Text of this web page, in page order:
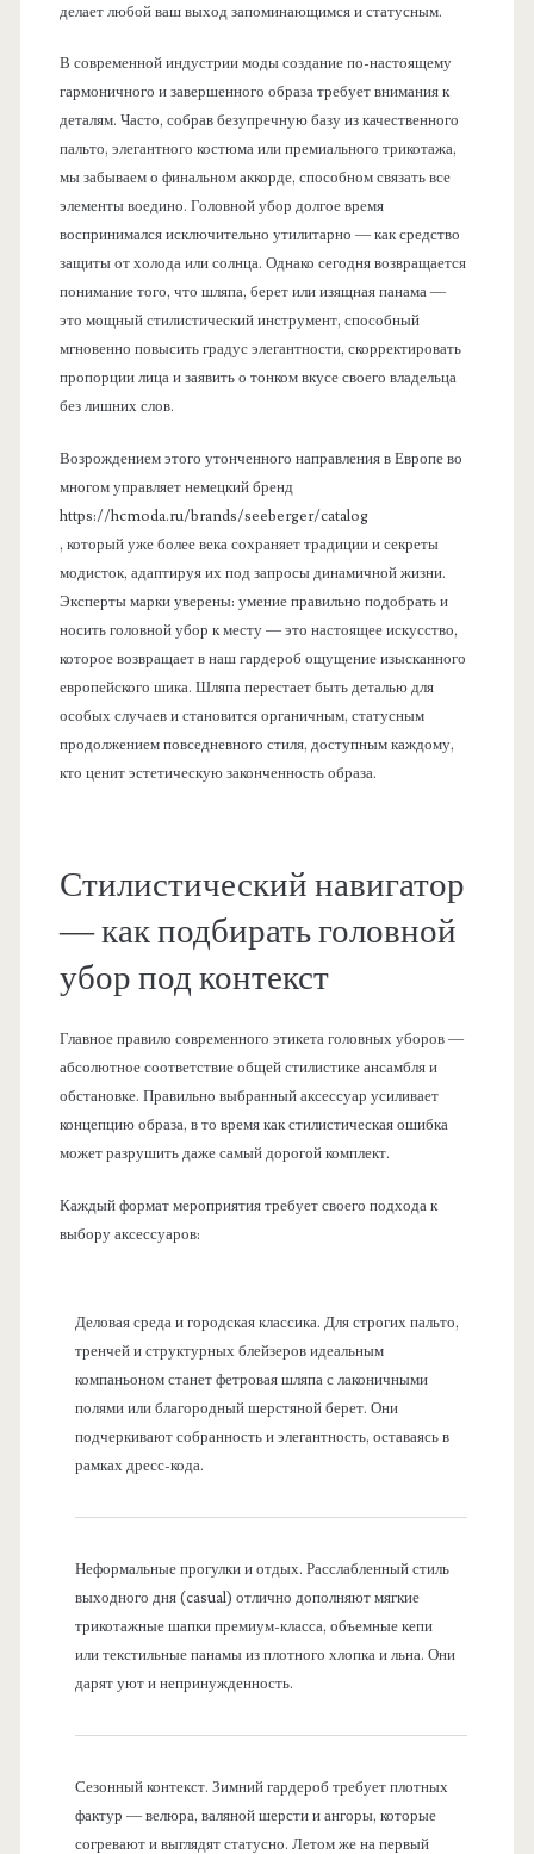
делает любой ваш выход запоминающимся и статусным.
В современной индустрии моды создание по-настоящему
гармоничного и завершенного образа требует внимания к
деталям. Часто, собрав безупречную базу из качественного
пальто, элегантного костюма или премиального трикотажа,
мы забываем о финальном аккорде, способном связать все
элементы воедино. Головной убор долгое время
воспринимался исключительно утилитарно — как средство
защиты от холода или солнца. Однако сегодня возвращается
понимание того, что шляпа, берет или изящная панама —
это мощный стилистический инструмент, способный
мгновенно повысить градус элегантности, скорректировать
пропорции лица и заявить о тонком вкусе своего владельца
без лишних слов.
Возрождением этого утонченного направления в Европе во
многом управляет немецкий бренд
https://hcmoda.ru/brands/seeberger/catalog
, который уже более века сохраняет традиции и секреты
модисток, адаптируя их под запросы динамичной жизни.
Эксперты марки уверены: умение правильно подобрать и
носить головной убор к месту — это настоящее искусство,
которое возвращает в наш гардероб ощущение изысканного
европейского шика. Шляпа перестает быть деталью для
особых случаев и становится органичным, статусным
продолжением повседневного стиля, доступным каждому,
кто ценит эстетическую законченность образа.
Стилистический навигатор
— как подбирать головной
убор под контекст
Главное правило современного этикета головных уборов —
абсолютное соответствие общей стилистике ансамбля и
обстановке. Правильно выбранный аксессуар усиливает
концепцию образа, в то время как стилистическая ошибка
может разрушить даже самый дорогой комплект.
Каждый формат мероприятия требует своего подхода к
выбору аксессуаров:
Деловая среда и городская классика. Для строгих пальто,
тренчей и структурных блейзеров идеальным
компаньоном станет фетровая шляпа с лаконичными
полями или благородный шерстяной берет. Они
подчеркивают собранность и элегантность, оставаясь в
рамках дресс-кода.
Неформальные прогулки и отдых. Расслабленный стиль
выходного дня (casual) отлично дополняют мягкие
трикотажные шапки премиум-класса, объемные кепи
или текстильные панамы из плотного хлопка и льна. Они
дарят уют и непринужденность.
Сезонный контекст. Зимний гардероб требует плотных
фактур — велюра, валяной шерсти и ангоры, которые
согревают и выглядят статусно. Летом же на первый